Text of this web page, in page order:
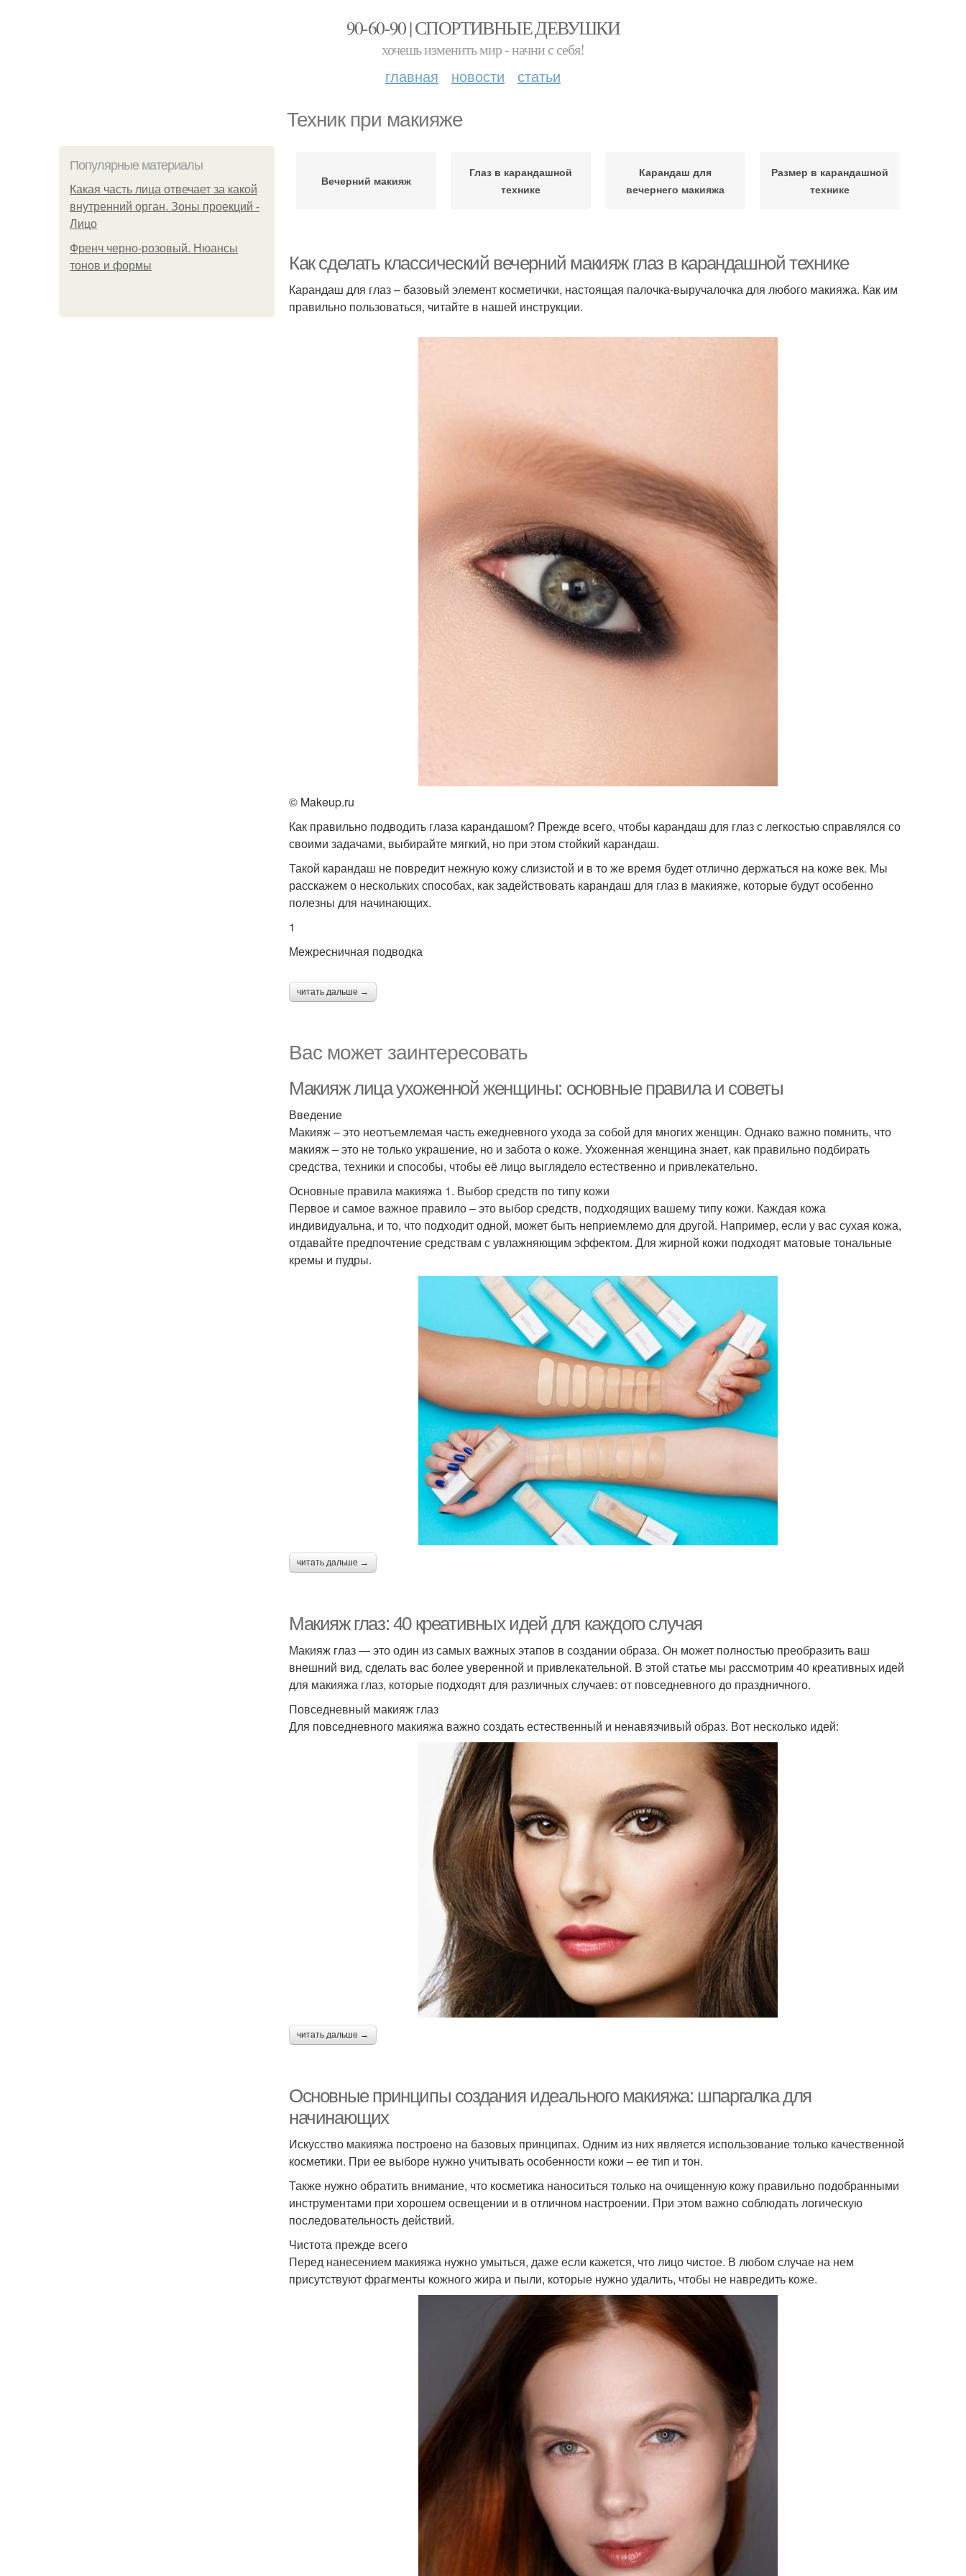
90-60-90 | СПОРТИВНЫЕ ДЕВУШКИ
хочешь изменить мир - начни с себя!
главная новости статьи
Техник при макияже
Популярные материалы
Какая часть лица отвечает за какой
внутренний орган. Зоны проекций -
Лицо
Френч черно-розовый. Нюансы
тонов и формы
Вечерний макияж
Глаз в карандашной
технике
Карандаш для
вечернего макияжа
Размер в карандашной
технике
Как сделать классический вечерний макияж глаз в карандашной технике
Карандаш для глаз – базовый элемент косметички, настоящая палочка-выручалочка для любого макияжа. Как им
правильно пользоваться, читайте в нашей инструкции.
© Makeup.ru
Как правильно подводить глаза карандашом? Прежде всего, чтобы карандаш для глаз с легкостью справлялся со
своими задачами, выбирайте мягкий, но при этом стойкий карандаш.
Такой карандаш не повредит нежную кожу слизистой и в то же время будет отлично держаться на коже век. Мы
расскажем о нескольких способах, как задействовать карандаш для глаз в макияже, которые будут особенно
полезны для начинающих.
1
Межресничная подводка
читать дальше →
Вас может заинтересовать
Макияж лица ухоженной женщины: основные правила и советы
Введение
Макияж – это неотъемлемая часть ежедневного ухода за собой для многих женщин. Однако важно помнить, что
макияж – это не только украшение, но и забота о коже. Ухоженная женщина знает, как правильно подбирать
средства, техники и способы, чтобы её лицо выглядело естественно и привлекательно.
Основные правила макияжа 1. Выбор средств по типу кожи
Первое и самое важное правило – это выбор средств, подходящих вашему типу кожи. Каждая кожа
индивидуальна, и то, что подходит одной, может быть неприемлемо для другой. Например, если у вас сухая кожа,
отдавайте предпочтение средствам с увлажняющим эффектом. Для жирной кожи подходят матовые тональные
кремы и пудры.
читать дальше →
Макияж глаз: 40 креативных идей для каждого случая
Макияж глаз — это один из самых важных этапов в создании образа. Он может полностью преобразить ваш
внешний вид, сделать вас более уверенной и привлекательной. В этой статье мы рассмотрим 40 креативных идей
для макияжа глаз, которые подходят для различных случаев: от повседневного до праздничного.
Повседневный макияж глаз
Для повседневного макияжа важно создать естественный и ненавязчивый образ. Вот несколько идей:
читать дальше →
Основные принципы создания идеального макияжа: шпаргалка для
начинающих
Искусство макияжа построено на базовых принципах. Одним из них является использование только качественной
косметики. При ее выборе нужно учитывать особенности кожи – ее тип и тон.
Также нужно обратить внимание, что косметика наноситься только на очищенную кожу правильно подобранными
инструментами при хорошем освещении и в отличном настроении. При этом важно соблюдать логическую
последовательность действий.
Чистота прежде всего
Перед нанесением макияжа нужно умыться, даже если кажется, что лицо чистое. В любом случае на нем
присутствуют фрагменты кожного жира и пыли, которые нужно удалить, чтобы не навредить коже.